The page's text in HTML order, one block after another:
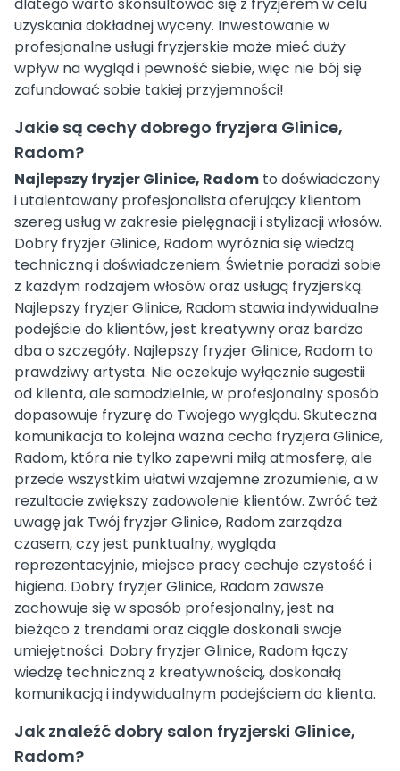
uzyskania dokładnej wyceny. Inwestowanie w
profesjonalne usługi fryzjerskie może mieć duży
wpływ na wygląd i pewność siebie, więc nie bój się
zafundować sobie takiej przyjemności!
Jakie są cechy dobrego fryzjera Glinice,
Radom?
Najlepszy fryzjer Glinice, Radom to doświadczony
i utalentowany profesjonalista oferujący klientom
szereg usług w zakresie pielęgnacji i stylizacji włosów.
Dobry fryzjer Glinice, Radom wyróżnia się wiedzą
techniczną i doświadczeniem. Świetnie poradzi sobie
z każdym rodzajem włosów oraz usługą fryzjerską.
Najlepszy fryzjer Glinice, Radom stawia indywidualne
podejście do klientów, jest kreatywny oraz bardzo
dba o szczegóły. Najlepszy fryzjer Glinice, Radom to
prawdziwy artysta. Nie oczekuje wyłącznie sugestii
od klienta, ale samodzielnie, w profesjonalny sposób
dopasowuje fryzurę do Twojego wyglądu. Skuteczna
komunikacja to kolejna ważna cecha fryzjera Glinice,
Radom, która nie tylko zapewni miłą atmosferę, ale
przede wszystkim ułatwi wzajemne zrozumienie, a w
rezultacie zwiększy zadowolenie klientów. Zwróć też
uwagę jak Twój fryzjer Glinice, Radom zarządza
czasem, czy jest punktualny, wygląda
reprezentacyjnie, miejsce pracy cechuje czystość i
higiena. Dobry fryzjer Glinice, Radom zawsze
zachowuje się w sposób profesjonalny, jest na
bieżąco z trendami oraz ciągle doskonali swoje
umiejętności. Dobry fryzjer Glinice, Radom łączy
wiedzę techniczną z kreatywnością, doskonałą
komunikacją i indywidualnym podejściem do klienta.
Jak znaleźć dobry salon fryzjerski Glinice,
Radom?